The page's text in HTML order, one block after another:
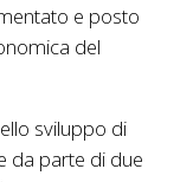
e posto
del
sviluppo di
da parte di due